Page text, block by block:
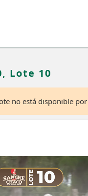
Lote 10
no está disponible